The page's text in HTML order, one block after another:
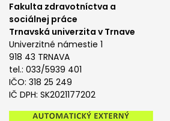
Fakulta zdravotníctva a
sociálnej práce
Trnavská univerzita v Trnave
Univerzitné námestie 1
918 43 TRNAVA
tel.: 033/5939 401
IČO: 318 25 249
IČ DPH: SK2021177202